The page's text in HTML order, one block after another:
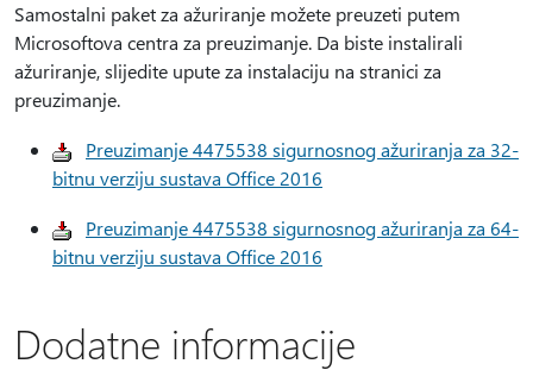
Samostalni paket za ažuriranje možete preuzeti putem
Microsoftova centra za preuzimanje. Da biste instalirali
ažuriranje, slijedite upute za instalaciju na stranici za
preuzimanje.
Preuzimanje 4475538 sigurnosnog ažuriranja za 32-
bitnu verziju sustava Office 2016
Preuzimanje 4475538 sigurnosnog ažuriranja za 64-
bitnu verziju sustava Office 2016
Dodatne informacije